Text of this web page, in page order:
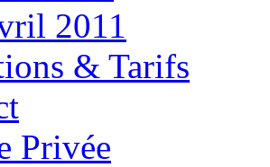
2011
& Tarifs
Privée